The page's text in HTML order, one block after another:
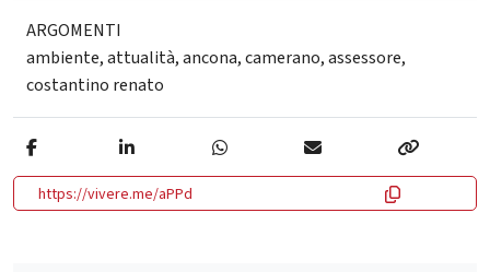
ARGOMENTI
ambiente,attualità,ancona,camerano,assessore,
costantino renato
https://vivere.me/aPPd